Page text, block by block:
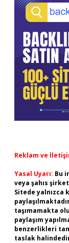
Reklam ve
Yasal Uyarı: Bu
veya şahıs
Sitede yalnızca
taşımamakta
paylaşım
benzerlikleri
taslak